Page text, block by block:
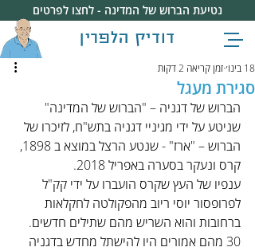
דודיק הלפרין
נטיעת הברוש של המדינה - לחצו לפרטים
סגירת מעגל
18 בינו׳ זמן קריאה 2 דקות
הברוש של דגניה – "הברוש של המדינה"
שניטע על ידי מגיניי דגניה בתש"ח, לזיכרו של
הברוש – "ארז" - שנטע הרצל במוצא ב 1898,
קרס ונעקר בסערה באפריל 2018.
ענפיו של העץ שקרס הועברו על ידי קק"ל
לפרופסור יוסי ריוב מהפקולטה לחקלאות
ברחובות והוא השריש מהם שתילים חדשים.
30 מהם אמורים היו להישתל מחדש בדגניה